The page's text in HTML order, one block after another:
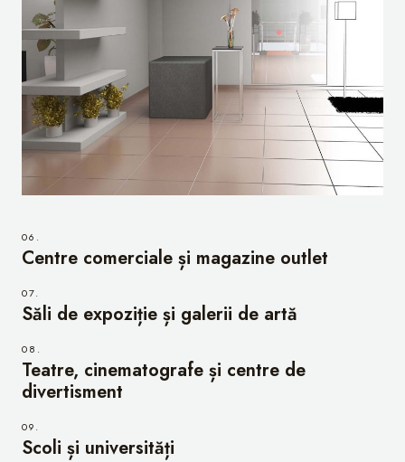
06.
Centre comerciale și magazine outlet
07.
Săli de expoziție și galerii de artă
08.
Teatre, cinematografe și centre de
divertisment
09.
Scoli și universități